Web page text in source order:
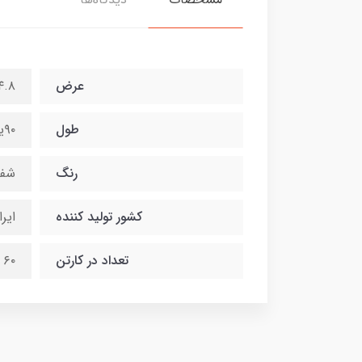
عرض ۴.۸
طول ۹۰یارد
رنگ
کشور تولید کننده
تعداد در کارتن ۶۰ حلقه